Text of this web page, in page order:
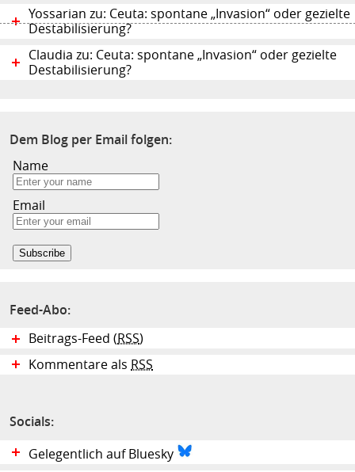
Yossarian zu: Ceuta: spontane „Invasion“ oder gezielte
Destabilisierung?
Claudia zu: Ceuta: spontane „Invasion“ oder gezielte
Destabilisierung?
Dem Blog per Email folgen:
Name
Email
Feed-Abo:
Beitrags-Feed (RSS)
Kommentare als RSS
Socials:
Gelegentlich auf Bluesky